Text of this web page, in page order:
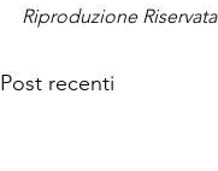
Riproduzione Riservata
Post recenti